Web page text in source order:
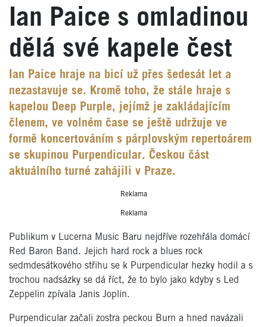
Ian Paice s omladinou
dělá své kapele čest
Ian Paice hraje na bicí už přes šedesát let a
nezastavuje se. Kromě toho, že stále hraje s
kapelou Deep Purple, jejímž je zakládajícím
členem, ve volném čase se ještě udržuje ve
formě koncertováním s párplovským repertoárem
se skupinou Purpendicular. Českou část
aktuálního turné zahájili v Praze.
Reklama
Reklama
Publikum v Lucerna Music Baru nejdříve rozehřála domácí
Red Baron Band. Jejich hard rock a blues rock
sedmdesátkového střihu se k Purpendicular hezky hodil a s
trochou nadsázky se dá říct, že to bylo jako kdyby s Led
Zeppelin zpívala Janis Joplin.
Purpendicular začali zostra peckou Burn a hned navázali